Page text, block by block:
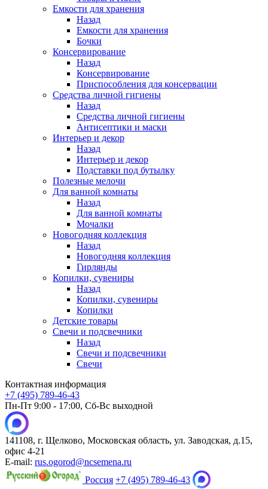
Емкости для хранения
Назад
Емкости для хранения
Бочки
Консервирование
Назад
Консервирование
Приспособления для консервации
Средства личной гигиены
Назад
Средства личной гигиены
Антисептики и маски
Интерьер и декор
Назад
Интерьер и декор
Подставки под бутылку
Полезные мелочи
Для ванной комнаты
Назад
Для ванной комнаты
Мочалки
Новогодняя коллекция
Назад
Новогодняя коллекция
Гирлянды
Копилки, сувениры
Назад
Копилки, сувениры
Копилки
Детские товары
Свечи и подсвечники
Назад
Свечи и подсвечники
Свечи
Контактная информация
+7 (495) 789-46-43
Пн-Пт 9:00 - 17:00, Сб-Вс выходной
141108, г. Щелково, Московская область, ул. Заводская, д.15,
офис 4-21
E-mail: rus.ogorod@ncsemena.ru
Россия +7 (495) 789-46-43